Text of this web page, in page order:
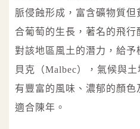
脈侵蝕形成，富含礦物質
合葡萄的生長，著名的飛行
對該地區風土的潛力，給
貝克（Malbec），氣候與
有豐富的風味、濃郁的顏
適合陳年。